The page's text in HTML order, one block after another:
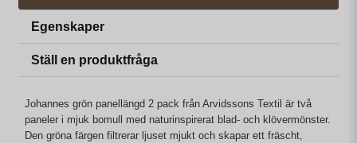
Egenskaper
Ställ en produktfråga
Johannes grön panellängd 2 pack från Arvidssons Textil är två
paneler i mjuk bomull med naturinspirerat blad- och klövermönster.
Den gröna färgen filtrerar ljuset mjukt och skapar ett fräscht,